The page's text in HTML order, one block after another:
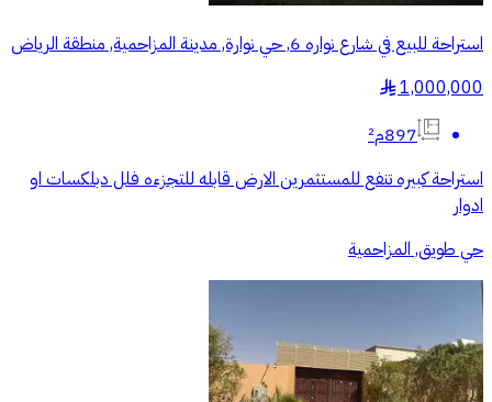
استراحة للبيع في شارع نواره 6, حي نوارة, مدينة المزاحمية, منطقة الرياض
1,000,000
§
897م²
استراحة كبيره تنفع للمستثمرين الارض قابله للتجزءه فلل دبلكسات او
ادوار
حي طويق, المزاحمية